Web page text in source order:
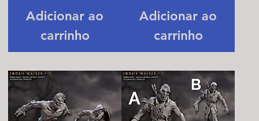
Adicionar ao
carrinho
Adicionar ao
carrinho